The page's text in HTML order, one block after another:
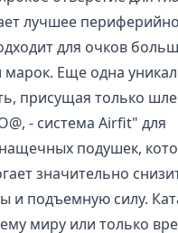
лучшее
для очков
марок. Еще одна
присущая только
- система Airfit" для
подушек,
значительно
и подъемную силу.
миру или только